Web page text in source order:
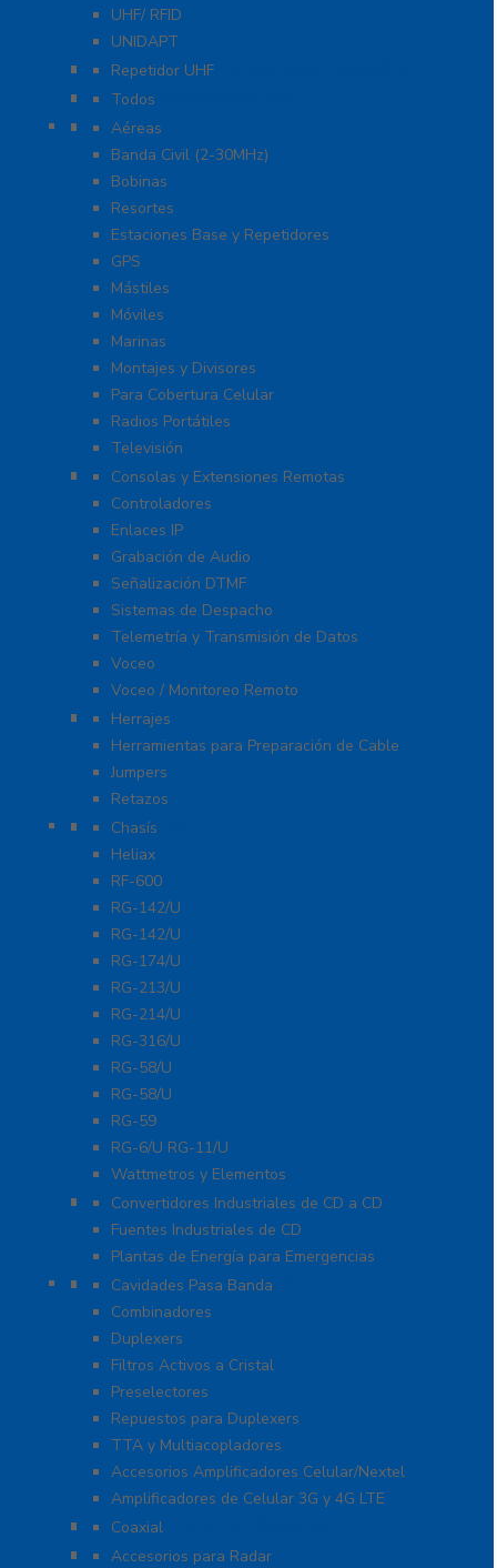
UHF/ RFID
UNIDAPT
Repetidores para Radiocomunicación
Repetidor UHF
Radio Sobre Celular PoC
Todos
Antenas
Aéreas
Banda Civil (2-30MHz)
Bobinas
Resortes
Estaciones Base y Repetidores
GPS
Mástiles
Móviles
Marinas
Montajes y Divisores
Para Cobertura Celular
Radios Portátiles
Televisión
Aplicaciones y Soluciones
Consolas y Extensiones Remotas
Controladores
Enlaces IP
Grabación de Audio
Señalización DTMF
Sistemas de Despacho
Telemetría y Transmisión de Datos
Voceo
Voceo / Monitoreo Remoto
Cables
Herrajes
Herramientas para Preparación de Cable
Jumpers
Retazos
Conectores
Chasís
Heliax
RF-600
RG-142/U
RG-142/U
RG-174/U
RG-213/U
RG-214/U
RG-316/U
RG-58/U
RG-58/U
RG-59
RG-6/U RG-11/U
Wattmetros y Elementos
Energía
Convertidores Industriales de CD a CD
Fuentes Industriales de CD
Plantas de Energía para Emergencias
Filtros y Sistemas en RF
Cavidades Pasa Banda
Combinadores
Duplexers
Filtros Activos a Cristal
Preselectores
Repuestos para Duplexers
TTA y Multiacopladores
Accesorios Amplificadores Celular/Nextel
Amplificadores de Celular 3G y 4G LTE
Protección Contra Descarga
Coaxial
Soluciones Marinas
Accesorios para Radar